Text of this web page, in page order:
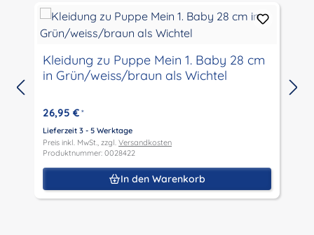
Kleidung zu Puppe Mein 1. Baby 28 cm
in Grün/weiss/braun als Wichtel
26,95 € *
Lieferzeit 3 - 5 Werktage
Preis inkl. MwSt., zzgl. Versandkosten
Produktnummer: 0028422
In den Warenkorb